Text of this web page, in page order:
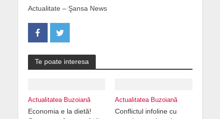
Actualitate – Şansa News
Te poate interesa
Actualitatea Buzoiană
Economia e la dietă!
Actualitatea Buzoiană
Conflictul infoline cu